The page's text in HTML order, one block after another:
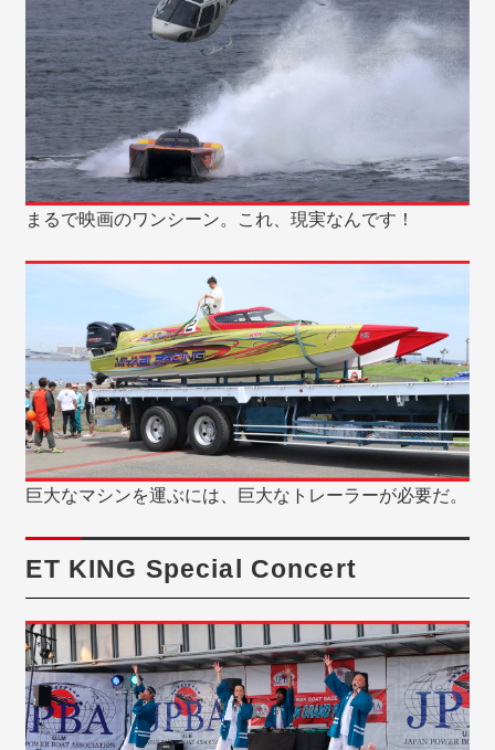
まるで映画のワンシーン。これ、現実なんです！
巨大なマシンを運ぶには、巨大なトレーラーが必要だ。
ET KING Special Concert